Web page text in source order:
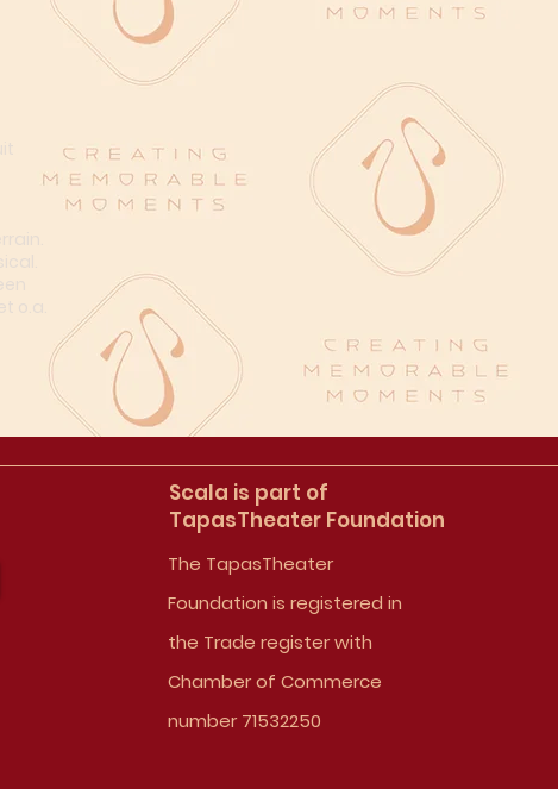
o.a.
Scala is part of
TapasTheater Foundation
The TapasTheater
Foundation is registered in
the Trade register with
Chamber of Commerce
number 71532250